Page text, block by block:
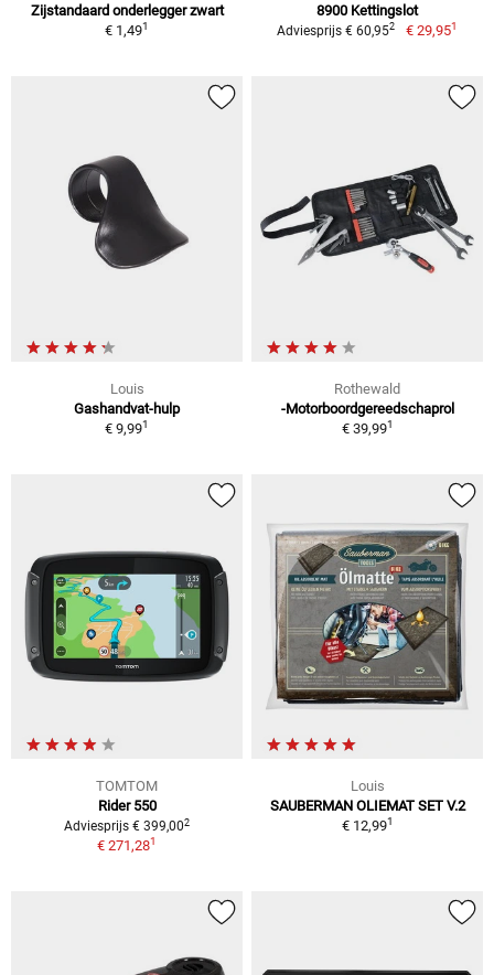
Zijstandaard onderlegger zwart
€ 1,491
8900 Kettingslot
Adviesprijs € 60,952 € 29,951
Louis
Gashandvat-hulp
€ 9,991
Rothewald
-Motorboordgereedschaprol
€ 39,991
TOMTOM
Rider 550
Adviesprijs € 399,002
€ 271,281
Louis
SAUBERMAN OLIEMAT SET V.2
€ 12,991